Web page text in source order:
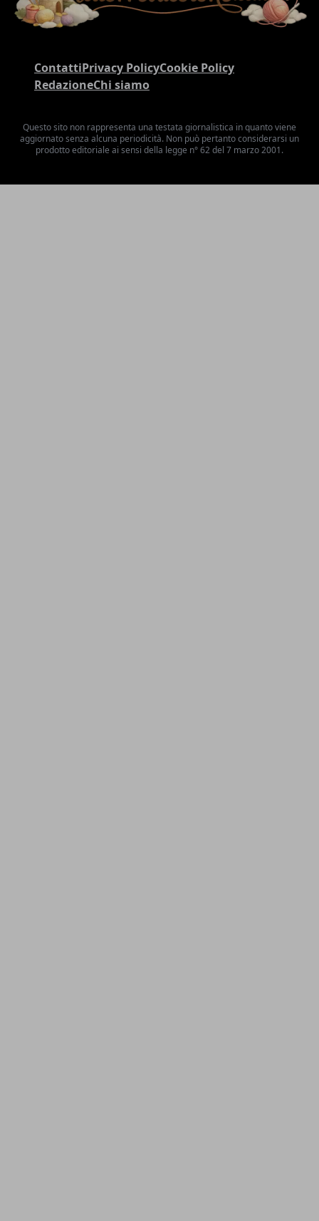
ContattiPrivacy PolicyCookie Policy
RedazioneChi siamo
Questo sito non rappresenta una testata giornalistica in quanto viene
aggiornato senza alcuna periodicità. Non può pertanto considerarsi un
prodotto editoriale ai sensi della legge n° 62 del 7 marzo 2001.